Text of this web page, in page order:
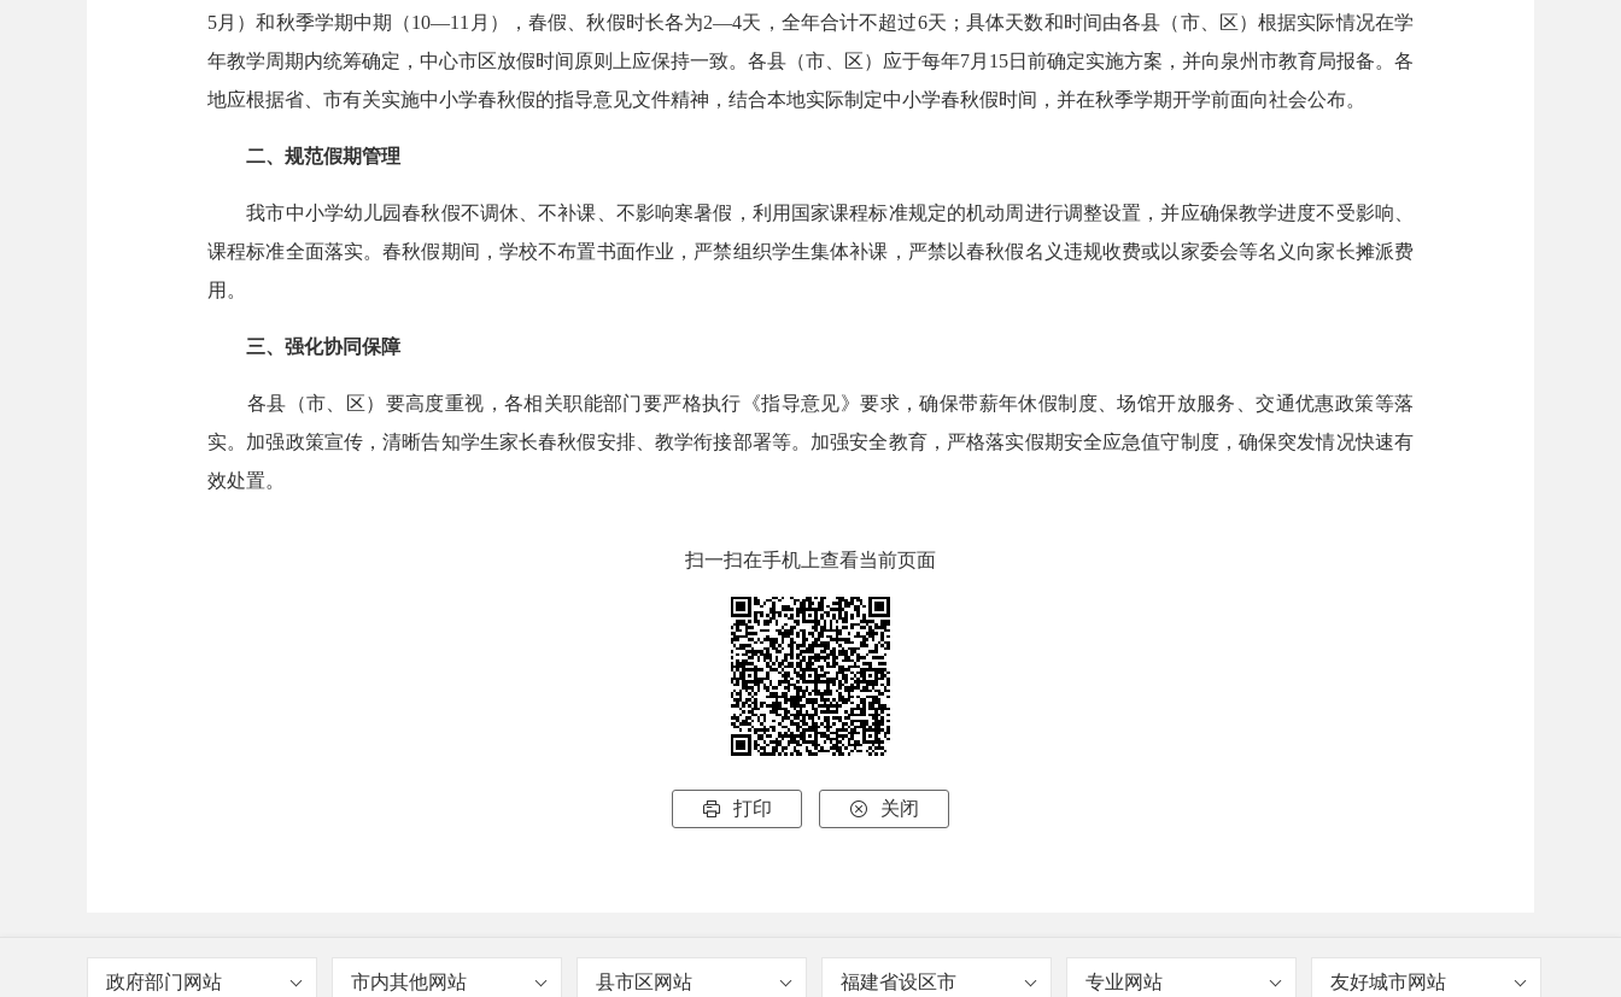
5月）和秋季学期中期（10—11月），春假、秋假时长各为2—4天，全年合计不超过6天；具体天数和时间由各县（市、区）根据实际情况在学
年教学周期内统筹确定，中心市区放假时间原则上应保持一致。各县（市、区）应于每年7月15日前确定实施方案，并向泉州市教育局报备。各
地应根据省、市有关实施中小学春秋假的指导意见文件精神，结合本地实际制定中小学春秋假时间，并在秋季学期开学前面向社会公布。
二、规范假期管理
我市中小学幼儿园春秋假不调休、不补课、不影响寒暑假，利用国家课程标准规定的机动周进行调整设置，并应确保教学进度不受影响、
课程标准全面落实。春秋假期间，学校不布置书面作业，严禁组织学生集体补课，严禁以春秋假名义违规收费或以家委会等名义向家长摊派费
用。
三、强化协同保障
各县（市、区）要高度重视，各相关职能部门要严格执行《指导意见》要求，确保带薪年休假制度、场馆开放服务、交通优惠政策等落
实。加强政策宣传，清晰告知学生家长春秋假安排、教学衔接部署等。加强安全教育，严格落实假期安全应急值守制度，确保突发情况快速有
效处置。
扫一扫在手机上查看当前页面
 打印  关闭
政府部门网站 市内其他网站 县市区网站 福建省设区市 专业网站 友好城市网站